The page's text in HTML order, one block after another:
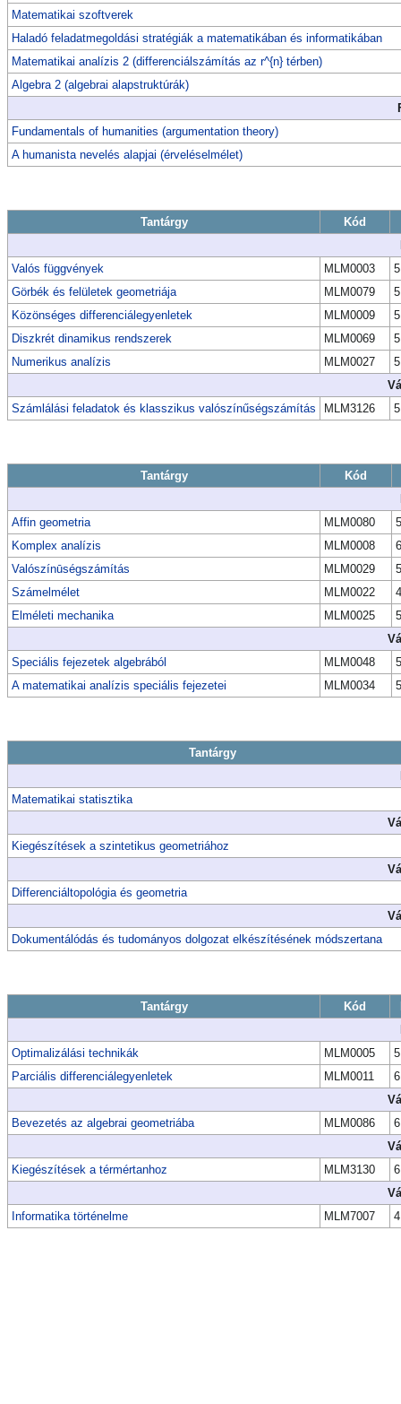
Matematikai szoftverek
Haladó feladatmegoldási stratégiák a matematikában és informatikában
Matematikai analízis 2 (differenciálszámítás az r^{n} térben)
Algebra 2 (algebrai alapstruktúrák)
Fundamentals of humanities (argumentation theory)
A humanista nevelés alapjai (érveléselmélet)
Tantárgy Kód
Valós függvények
MLM0003
5
Görbék és felületek geometriája
MLM0079
5
Közönséges differenciálegyenletek
MLM0009
5
Diszkrét dinamikus rendszerek
MLM0069
5
Numerikus analízis
MLM0027
5
Számlálási feladatok és klasszikus valószínűségszámítás
MLM3126 5
Tantárgy
Kód
Affin geometria
MLM0080
5
Komplex analízis
MLM0008
6
Valószínūségszámítás
MLM0029
5
Számelmélet
MLM0022
4
Elméleti mechanika
MLM0025
5
Speciális fejezetek algebrából
MLM0048
5
A matematikai analízis speciális fejezetei
MLM0034 5
Tantárgy
Matematikai statisztika
Kiegészítések a szintetikus geometriához
Differenciáltopológia és geometria
Dokumentálódás és tudományos dolgozat elkészítésének módszertana
Tantárgy Kód
Optimalizálási technikák
MLM0005
5
Parciális differenciálegyenletek
MLM0011
6
Bevezetés az algebrai geometriába
MLM0086
6
Kiegészítések a térmértanhoz
MLM3130
6
Informatika történelme
MLM7007 4